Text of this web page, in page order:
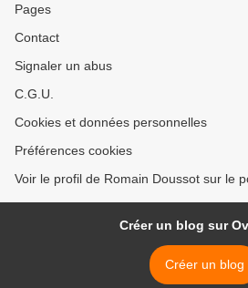
Pages
Contact
Signaler un abus
C.G.U.
Cookies et données personnelles
Préférences cookies
Voir le profil de Romain Doussot sur le
Créer un blog sur
Créer un blog